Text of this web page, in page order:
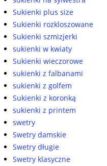
Sukienki plus size
Sukienki rozkloszowane
Sukienki szmizjerki
sukienki w kwiaty
Sukienki wieczorowe
sukienki z falbanami
sukienki z golfem
Sukienki z koronką
sukienki z printem
swetry
Swetry damskie
Swetry długie
Swetry klasyczne